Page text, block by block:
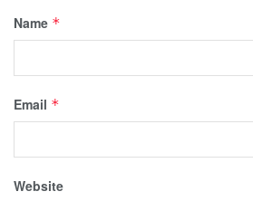
Name *
Email *
Website